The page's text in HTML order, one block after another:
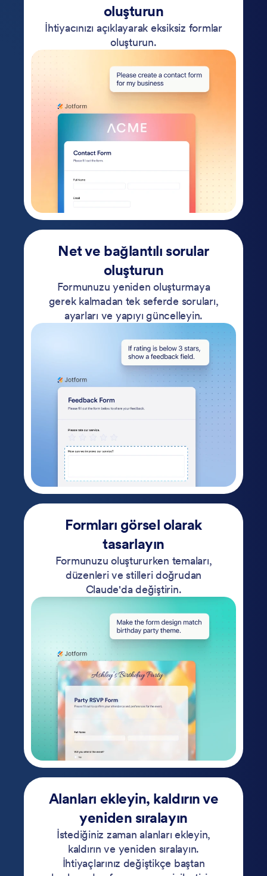
oluşturun
İhtiyacınızı açıklayarak eksiksiz formlar
oluşturun.
Net ve bağlantılı sorular
oluşturun
Formunuzu yeniden oluşturmaya
gerek kalmadan tek seferde soruları,
ayarları ve yapıyı güncelleyin.
Formları görsel olarak
tasarlayın
Formunuzu oluştururken temaları,
düzenleri ve stilleri doğrudan
Claude'da değiştirin.
Alanları ekleyin, kaldırın ve
yeniden sıralayın
İstediğiniz zaman alanları ekleyin,
kaldırın ve yeniden sıralayın.
İhtiyaçlarınız değiştikçe baştan